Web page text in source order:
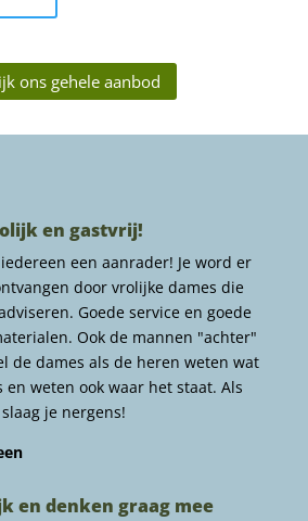
ons gehele aanbod
en gastvrij!
een aanrader! Je word er
door vrolijke dames die
Goede service en goede
Ook de mannen "achter"
de dames als de heren weten wat
en weten ook waar het staat. Als
je nergens!
en denken graag mee